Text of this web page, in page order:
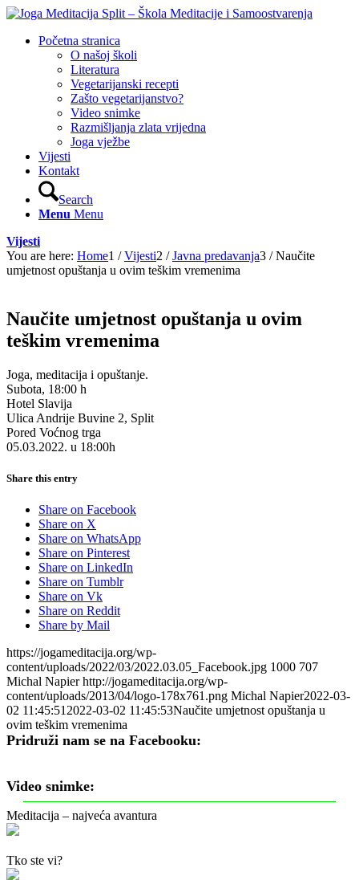
Početna stranica
O našoj školi
Literatura
Vegetarijanski recepti
Zašto vegetarijanstvo?
Video snimke
Razmišljanja zlata vrijedna
Joga vježbe
Vijesti
Kontakt
Search
Menu Menu
Vijesti
You are here: Home1 / Vijesti2 / Javna predavanja3 / Naučite
umjetnost opuštanja u ovim teškim vremenima
Naučite umjetnost opuštanja u ovim
teškim vremenima
Joga, meditacija i opuštanje.
Subota, 18:00 h
Hotel Slavija
Ulica Andrije Buvine 2, Split
Pored Voćnog trga
05.03.2022. u 18:00h
Share this entry
Share on Facebook
Share on X
Share on WhatsApp
Share on Pinterest
Share on LinkedIn
Share on Tumblr
Share on Vk
Share on Reddit
Share by Mail
https://jogameditacija.org/wp-
content/uploads/2022/03/2022.03.05_Facebook.jpg 1000 707
Michal Napier http://jogameditacija.org/wp-
content/uploads/2013/04/logo-178x761.png Michal Napier2022-03-
02 11:45:51 2022-03-02 11:45:53Naučite umjetnost opuštanja u
ovim teškim vremenima
Pridruži nam se na Facebooku:
Video snimke:
Meditacija – najveća avantura
Tko ste vi?